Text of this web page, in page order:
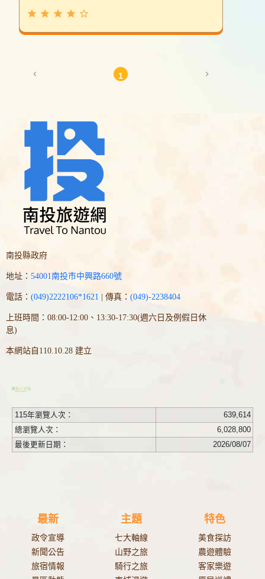
grade grade grade grade star_border
chevron_left 1 chevron_right
南投縣政府
地址： 54001南投市中興路660號
電話： (049)2222106*1621 | 傳真： (049)-2238404
上班時間：08:00-12:00、13:30-17:30(週六日及例假日休
息)
本網站自110.10.28 建立
115年瀏覽人次：
639,614
總瀏覽人次：
6,028,800
最後更新日期：
2026/08/07
最新
政令宣導
新聞公告
旅宿情報
主題
七大軸線
山野之旅
騎行之旅
特色
美食探訪
農遊體驗
客家樂遊